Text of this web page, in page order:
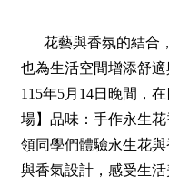
花藝與香氛的結合
也為生活空間增添舒
115年5月14日晚間，
場】品味：手作永生
領同學們體驗永生花
與香氣設計，感受生活